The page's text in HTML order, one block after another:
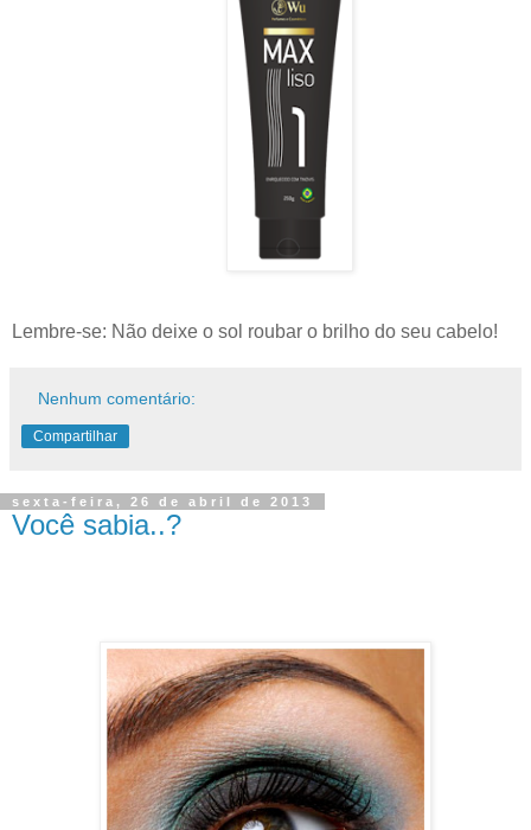
Lembre-se: Não deixe o sol roubar o brilho do seu cabelo!
Nenhum comentário:
Compartilhar
sexta-feira, 26 de abril de 2013
Você sabia..?